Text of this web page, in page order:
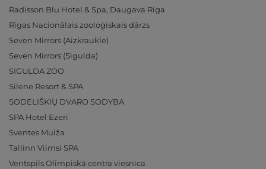
Radisson Blu Hotel & Spa, Daugava Riga
Rīgas Nacionālais zooloģiskais dārzs
Seven Mirrors (Aizkraukle)
Seven Mirrors (Sigulda)
SIGULDA ZOO
Silene Resort & SPA
SODELIŠKIŲ DVARO SODYBA
SPA Hotel Ezeri
Sventes Muiža
Tallinn Viimsi SPA
Ventspils Olimpiskā centra viesnīca